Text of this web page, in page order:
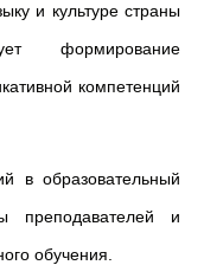
и культуре страны
формирование
компетенций
в образовательный
преподавателей и
обучения.